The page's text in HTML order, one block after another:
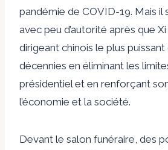
pandémie de COVID-19. Mais il
avec peu d’autorité après que
dirigeant chinois le plus puissant
décennies en éliminant les
présidentiel et en renforçant
l’économie et la société.
Devant le salon funéraire, des